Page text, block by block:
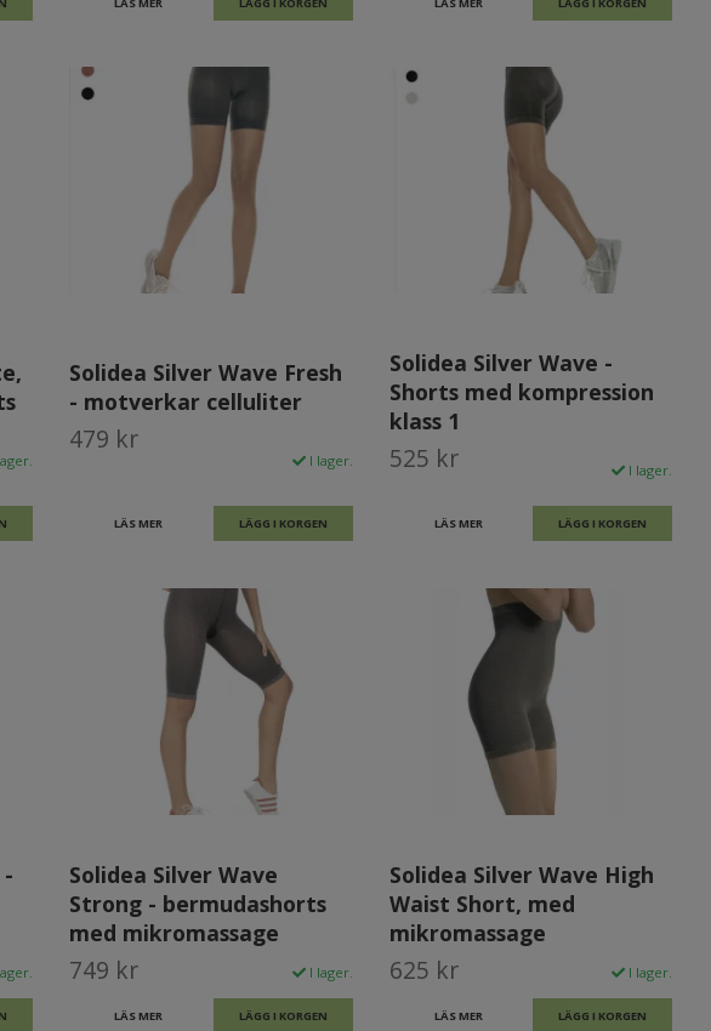
LÄS MER LÄGG I KORGEN LÄS MER LÄGG I KORGEN
Solidea Silver Wave Fresh
- motverkar celluliter
479 kr
I lager.
LÄS MER LÄGG I KORGEN
Solidea Silver Wave -
Shorts med kompression
klass 1
525 kr I lager.
LÄS MER LÄGG I KORGEN
Solidea Silver Wave
Strong - bermudashorts
med mikromassage
749 kr I lager.
LÄS MER LÄGG I KORGEN
Solidea Silver Wave High
Waist Short, med
mikromassage
625 kr I lager.
LÄS MER LÄGG I KORGEN